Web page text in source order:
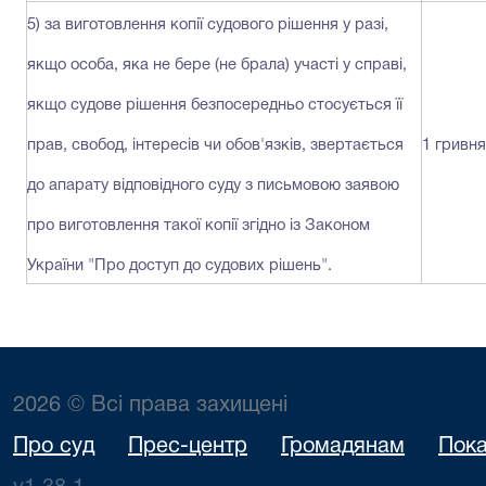
5) за виготовлення копії судового рішення у разі,
якщо особа, яка не бере (не брала) участі у справі,
якщо судове рішення безпосередньо стосується її
прав, свобод, інтересів чи обов'язків, звертається
до апарату відповідного суду з письмовою заявою
про виготовлення такої копії згідно із Законом
України "Про доступ до судових рішень".
1
2026 © Всі права захищені
Про суд Прес-центр Громадянам